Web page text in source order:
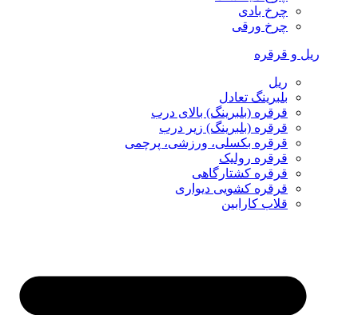
چرخ بادی
چرخ ورقی
ریل و قرقره
ریل
بلبرینگ تعادل
قرقره (بلبرینگ) بالای درب
قرقره (بلبرینگ) زیر درب
قرقره بکسلی، ورزشی، پرچمی
قرقره رولیک
قرقره کشتارگاهی
قرقره کشویی دیواری
قلاب کارابین